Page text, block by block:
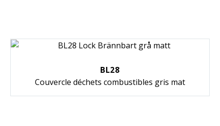
BL28
Couvercle déchets combustibles gris mat